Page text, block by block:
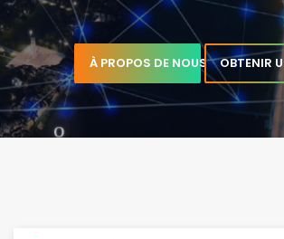
À PROPOS DE NOUS OBTENIR